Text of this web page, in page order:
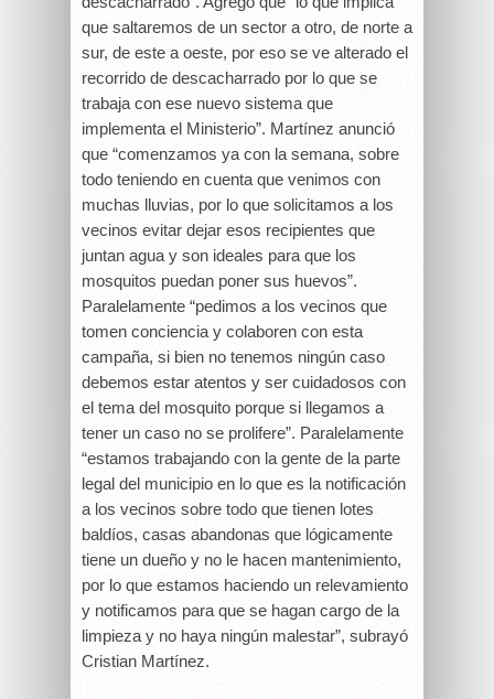
que saltaremos de un sector a otro, de norte a
sur, de este a oeste, por eso se ve alterado el
recorrido de descacharrado por lo que se
trabaja con ese nuevo sistema que
implementa el Ministerio”. Martínez anunció
que “comenzamos ya con la semana, sobre
todo teniendo en cuenta que venimos con
muchas lluvias, por lo que solicitamos a los
vecinos evitar dejar esos recipientes que
juntan agua y son ideales para que los
mosquitos puedan poner sus huevos”.
Paralelamente “pedimos a los vecinos que
tomen conciencia y colaboren con esta
campaña, si bien no tenemos ningún caso
debemos estar atentos y ser cuidadosos con
el tema del mosquito porque si llegamos a
tener un caso no se prolifere”. Paralelamente
“estamos trabajando con la gente de la parte
legal del municipio en lo que es la notificación
a los vecinos sobre todo que tienen lotes
baldíos, casas abandonas que lógicamente
tiene un dueño y no le hacen mantenimiento,
por lo que estamos haciendo un relevamiento
y notificamos para que se hagan cargo de la
limpieza y no haya ningún malestar”, subrayó
Cristian Martínez.